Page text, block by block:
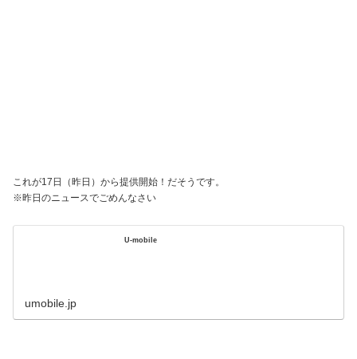
これが17日（昨日）から提供開始！だそうです。
※昨日のニュースでごめんなさい
U-mobile
umobile.jp